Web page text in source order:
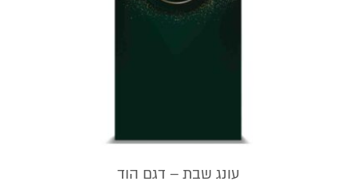
עונג שבת – דגם הוד